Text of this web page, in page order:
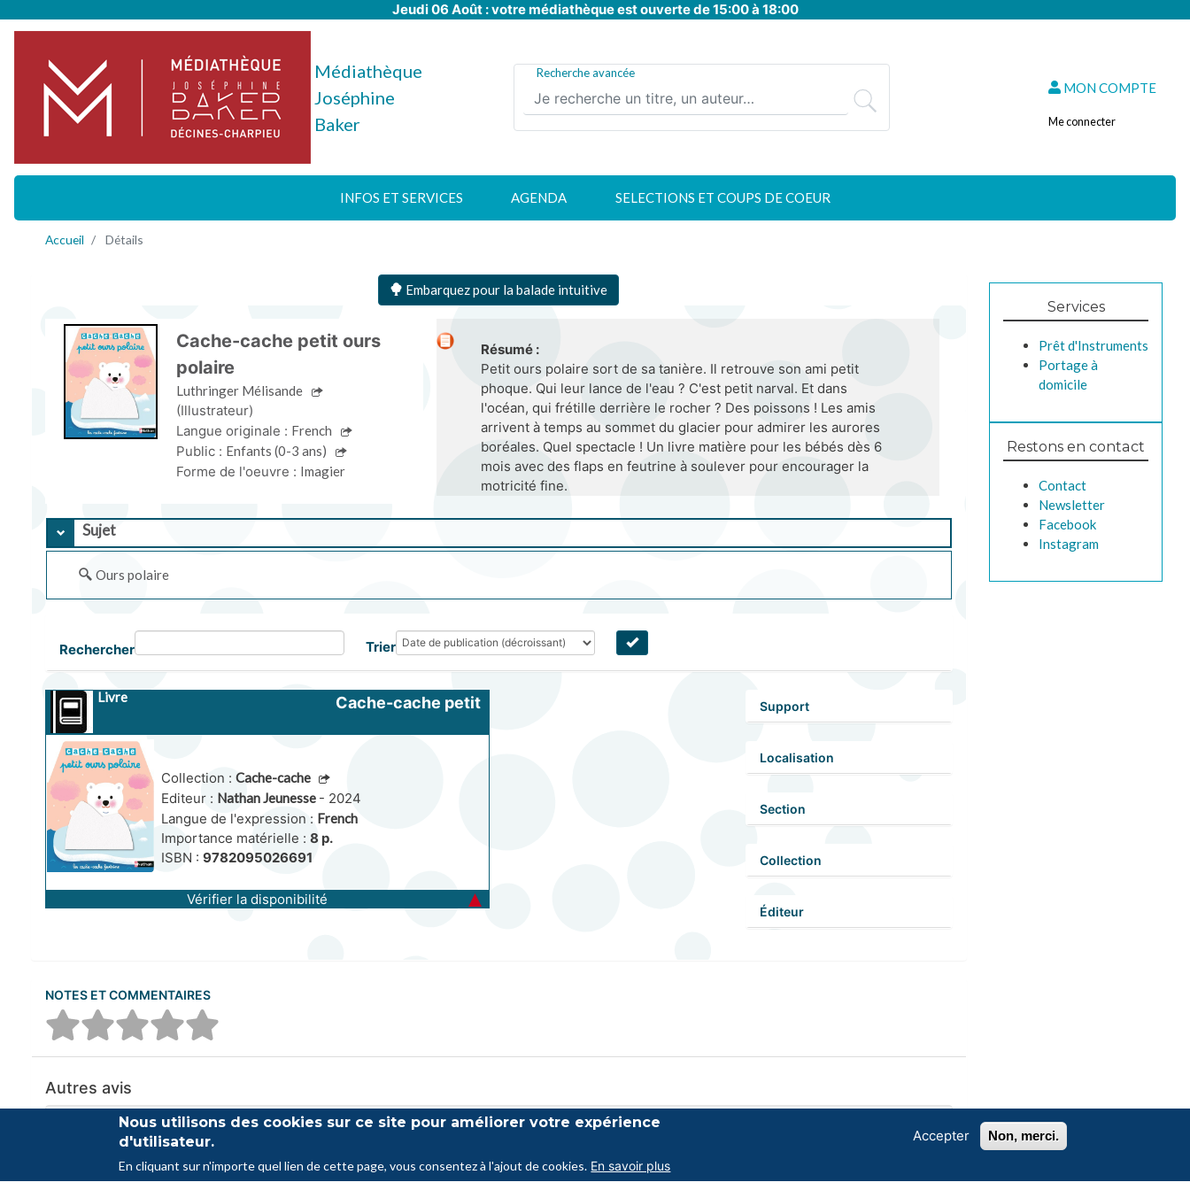
Aller
principal
Jeudi 06 Août : votre médiathèque est ouverte de 15:00 à 18:00
Médiathèque
Joséphine
Baker
Recherche avancée
MON COMPTE
Me connecter
INFOS ET SERVICES AGENDA SELECTIONS ET COUPS DE COEUR
Accueil Détails
Embarquez pour la balade intuitive
Cache-cache petit ours
polaire
Luthringer Mélisande
(Illustrateur)
Langue originale : French
Public : Enfants (0-3 ans)
Forme de l'oeuvre : Imagier
Résumé :
Petit ours polaire sort de sa tanière. Il retrouve son ami petit
phoque. Qui leur lance de l'eau ? C'est petit narval. Et dans
l'océan, qui frétille derrière le rocher ? Des poissons ! Les amis
arrivent à temps au sommet du glacier pour admirer les aurores
boréales. Quel spectacle ! Un livre matière pour les bébés dès 6
mois avec des flaps en feutrine à soulever pour encourager la
motricité fine.
Sujet
Ours polaire
Rechercher Trier
Livre
Cache-cache petit
Collection : Cache-cache
Editeur : Nathan Jeunesse - 2024
Langue de l'expression : French
Importance matérielle : 8 p.
ISBN : 9782095026691
Vérifier la disponibilité
Support
Localisation
Section
Collection
Éditeur
NOTES ET COMMENTAIRES
Autres avis
Aucun commentaire n'a été trouvé
Services
Prêt d'Instruments
Portage à
domicile
Restons en contact
Contact
Newsletter
Facebook
Instagram
Nous utilisons des cookies sur ce site pour améliorer votre expérience
d'utilisateur.
En cliquant sur n'importe quel lien de cette page, vous consentez à l'ajout de cookies. En savoir plus
Accepter Non, merci.